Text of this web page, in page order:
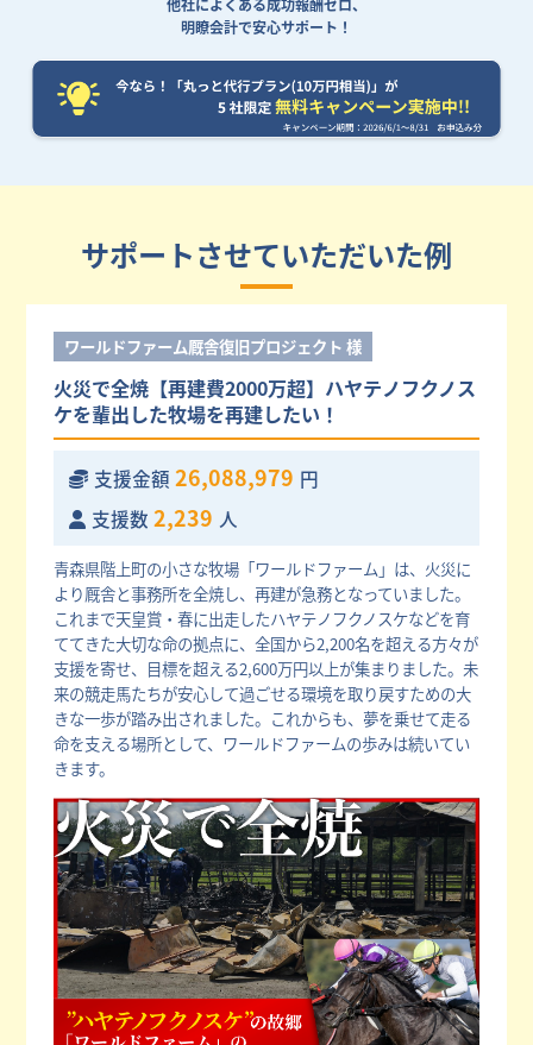
明瞭会計で安心サポート！
サポートさせていただいた例
ワールドファーム厩舎復旧プロジェクト 様
火災で全焼【再建費2000万超】ハヤテノフクノス
ケを輩出した牧場を再建したい！
支援金額 26,088,979 円
支援数 2,239 人
青森県階上町の小さな牧場「ワールドファーム」は、火災に
より厩舎と事務所を全焼し、再建が急務となっていました。
これまで天皇賞・春に出走したハヤテノフクノスケなどを育
ててきた大切な命の拠点に、全国から2,200名を超える方々が
支援を寄せ、目標を超える2,600万円以上が集まりました。未
来の競走馬たちが安心して過ごせる環境を取り戻すための大
きな一歩が踏み出されました。これからも、夢を乗せて走る
命を支える場所として、ワールドファームの歩みは続いてい
きます。